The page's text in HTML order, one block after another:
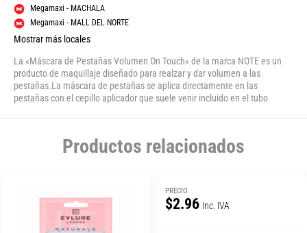
Megamaxi - MACHALA
Megamaxi - MALL DEL NORTE
Mostrar más locales
La «Máscara de Pestañas Volumen On Touch» de la marca NOTE es un
producto de maquillaje diseñado para realzar y dar volumen a las
pestañas.La máscara de pestañas se aplica directamente en las
pestañas con el cepillo aplicador que suele venir incluido en el tubo
Productos relacionados
PRECIO
$2.96 Inc. IVA